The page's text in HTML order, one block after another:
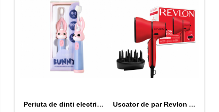
Periuta de dinti electrica Vitammy Bunny Pink, pentru copii 0-3 ani, cu lumina LED, 24.000 de miscari sonice/min, 2 programe de periaj, fibre nano Uscator de par Revlon Airflow Control RVDR5320E, concentrator incorporat cu rotire la 90 grade, difuzor pentru volum, 2 viteze, 3 trepte de temperatura, Rosu